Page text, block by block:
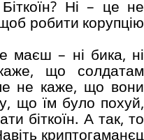
Ні – це не
робити корупцію
маєш – ні бика, ні
що солдатам
не каже, що вони
що їм було похуй,
біткоїн. А так, то
криптогаманєц